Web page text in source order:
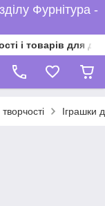
Фурнітура -
і товарів для
Іграшки